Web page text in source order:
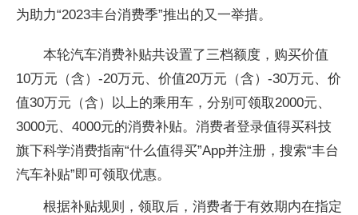
为助力“2023丰台消费季”推出的又一举措。
本轮汽车消费补贴共设置了三档额度，购买价值
10万元（含）-20万元、价值20万元（含）-30万元、价
值30万元（含）以上的乘用车，分别可领取2000元、
3000元、4000元的消费补贴。消费者登录值得买科技
旗下科学消费指南“什么值得买”App并注册，搜索“丰台
汽车补贴”即可领取优惠。
根据补贴规则，领取后，消费者于有效期内在指定